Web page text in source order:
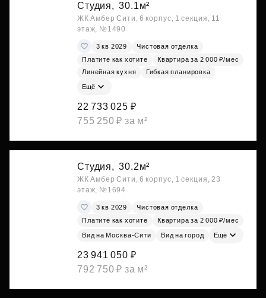
Студия, 30.1м²
ЖК Амбер Сити, 6 корпус, 1 секция, 11
этаж, №1490
3 кв 2029
Чистовая отделка
Платите как хотите
Квартира за 2 000 ₽/мес
Линейная кухня
Гибкая планировка
Ещё
22 733 025 ₽
755 250 ₽ за м²
Студия, 30.2м²
ЖК Амбер Сити, 6 корпус, 1 секция, 23
этаж, №1694
3 кв 2029
Чистовая отделка
Платите как хотите
Квартира за 2 000 ₽/мес
Вид на Москва-Сити Вид на город Ещё
23 941 050 ₽
792 750 ₽ за м²